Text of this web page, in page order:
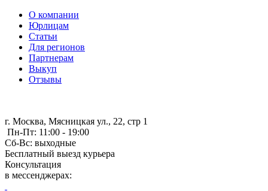
О компании
Юрлицам
Статьи
Для регионов
Партнерам
Выкуп
Отзывы
г. Москва, Мясницкая ул., 22, стр 1
Пн-Пт: 11:00 - 19:00
Сб-Вс: выходные
Бесплатный выезд курьера
Консультация
в мессенджерах: